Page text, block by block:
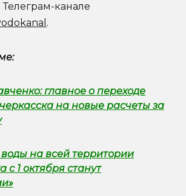
канале
.
главное о переходе
на новые расчеты за
на всей территории
с 1 октября станут